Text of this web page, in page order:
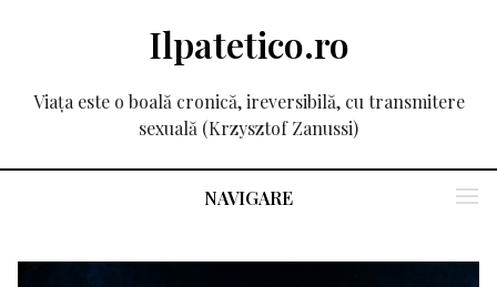
Ilpatetico.ro
Viața este o boală cronică, ireversibilă, cu transmitere
sexuală (Krzysztof Zanussi)
NAVIGARE